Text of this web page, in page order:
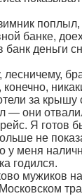
поплыл,
банке,
деньги
лесничему,
за крышу
— они
Я готов
не
у меня
годился.
мужиков